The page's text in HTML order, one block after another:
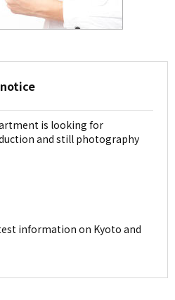
notice
is looking for
and still photography
information on Kyoto and